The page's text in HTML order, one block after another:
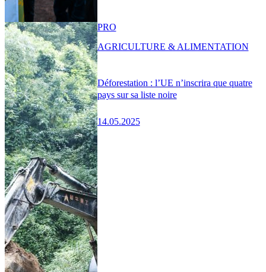
Déforestation : l’UE n’inscrira que quatre
pays sur sa liste noire
14.05.2025
PRO
AGRICULTURE & ALIMENTATION